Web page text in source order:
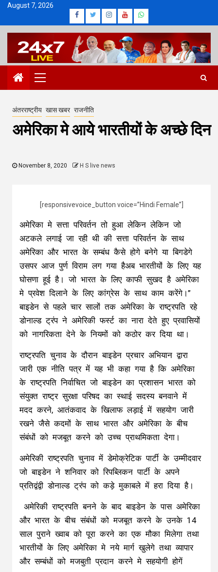
Skip
content
August 7, 2026
Facebook
Twitter
Instagram
Youtube
Whatsapp
Primary
Menu
अंतरराष्ट्रीय खास खबर राजनीति
अमेरिका मे आये भारतीयों के अच्छे दिन
November 8, 2020 H S live news
[responsivevoice_button voice=”Hindi Female”]
अमेरिका मे सत्ता परिवर्तन तो हुआ लेकिन लेकिन जो
अटकले लगाई जा रही थी की सत्ता परिवर्तन के साथ
अमेरिका और भारत के सम्बंध कैसे होगे बनेगे या बिगडेगे
उसपर आज पुर्ण विराम लग गया हैअब भारतीयों के लिए यह
घोसणा हूई है। जो भारत के लिए काफी सुखद है अमेरिका
मे प्रवेश दिलाने के लिए कांग्रेस के साथ काम करेंगे।”
बाइडेन से पहले चार सालों तक अमेरिका के राष्ट्रपति रहे
डोनाल्ड ट्रंप ने अमेरिकी फर्स्ट का नारा देते हुए प्रवासियों
को नागरिकता देने के नियमों को कठोर कर दिया था।
राष्ट्रपति चुनाव के दौरान बाइडेन प्रचार अभियान द्वारा
जारी एक नीति पत्र में यह भी कहा गया है कि अमेरिका
के राष्ट्रपति निर्वाचित जो बाइडेन का प्रशासन भारत को
संयुक्त राष्ट्र सुरक्षा परिषद का स्थाई सदस्य बनवाने में
मदद करने, आतंकवाद के खिलाफ लड़ाई में सहयोग जारी
रखने जैसे कदमों के साथ भारत और अमेरिका के बीच
संबंधों को मजबूत करने को उच्च प्राथमिकता देगा।
अमेरिकी राष्ट्रपति चुनाव में डेमोक्रेटिक पार्टी के उम्मीदवार
जो बाइडेन ने शनिवार को रिपब्लिकन पार्टी के अपने
प्रतिद्वंद्वी डोनाल्ड ट्रंप को कड़े मुकाबले में हरा दिया है।
अमेरिकी राष्ट्रपति बनने के बाद बाइडेन के पास अमेरिका
और भारत के बीच संबंधों को मजबूत करने के उनके 14
साल पुराने ख्वाब को पूरा करने का एक मौका मिलेगा तथा
भारतीयों के लिए अमेरिका मे नये मार्ग खुलेगे तथा व्यापार
और सम्बंधों को मजबुती प्रदान करने मे सहयोगी होगें